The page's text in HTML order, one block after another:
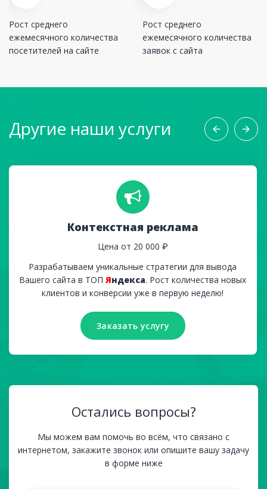
Рост среднего
ежемесячного количества
посетителей на сайте
Рост среднего
ежемесячного количества
заявок с сайта
Другие наши услуги
Контекстная реклама
Цена от 20 000 ₽
Разрабатываем уникальные стратегии для вывода
Вашего сайта в ТОПЯндекса. Рост количества новых
клиентов и конверсии уже в первую неделю!
Заказать услугу
Заказать услугу
Остались вопросы?
Мы можем вам помочь во всём, что связано с
интернетом, закажите звонок или опишите вашу задачу
в форме ниже